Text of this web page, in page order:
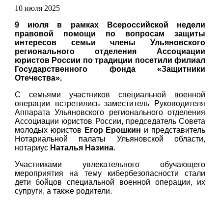
10 июля 2025
9 июля в рамках Всероссийской недели
правовой помощи по вопросам защиты
интересов семьи члены Ульяновского
регионального отделения Ассоциации
юристов России по традиции посетили филиал
Государственного фонда «Защитники
Отечества».
С семьями участников специальной военной
операции встретились заместитель Руководителя
Аппарата Ульяновского регионального отделения
Ассоциации юристов России, председатель Совета
молодых юристов Егор Ерошкин и представитель
Нотариальной палаты Ульяновской области,
нотариус Наталья Назина.
Участниками увлекательного обучающего
мероприятия на тему кибербезопасности стали
дети бойцов специальной военной операции, их
супруги, а также родители.